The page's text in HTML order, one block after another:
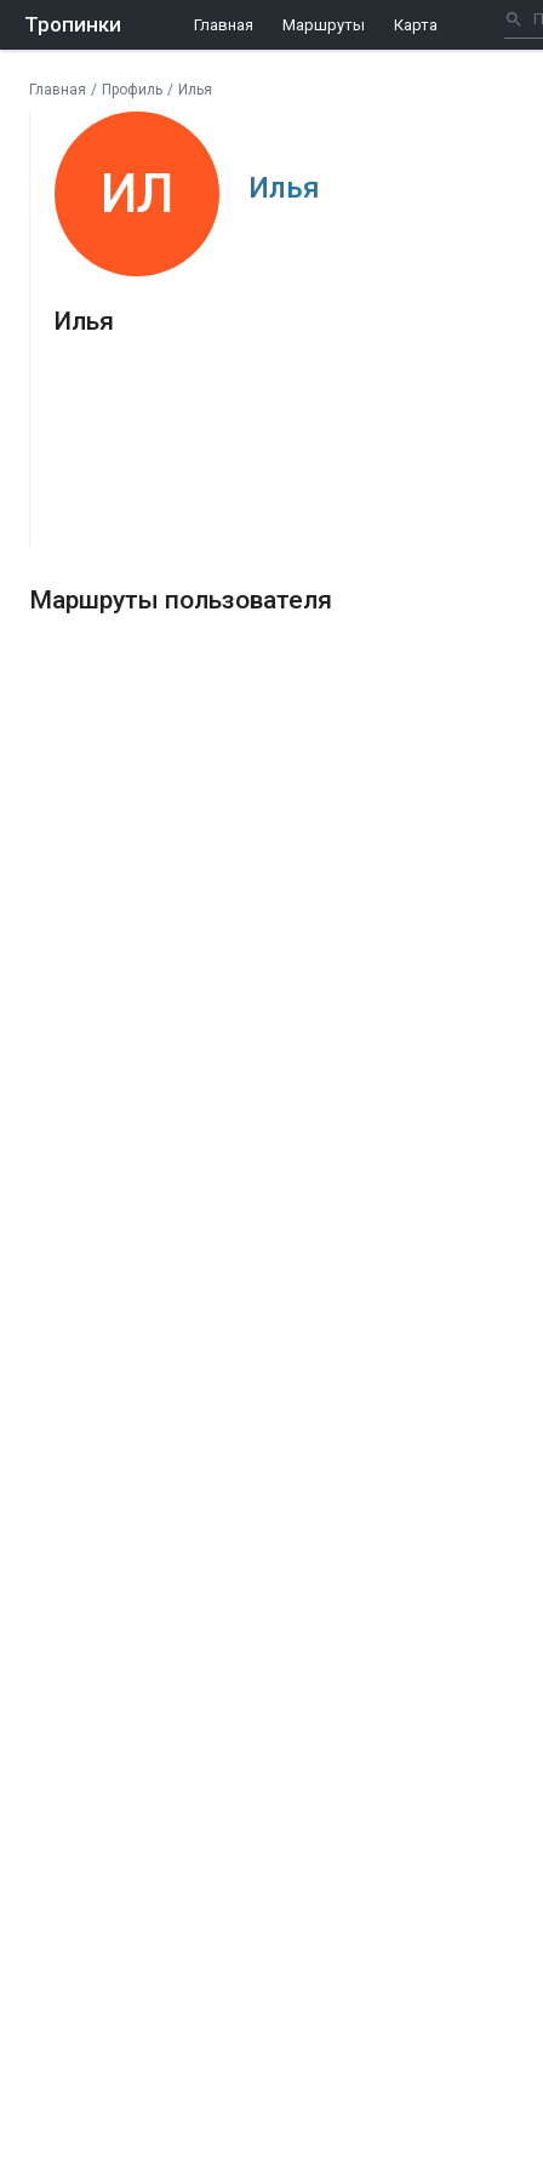
Тропинки Главная Маршруты Карта
Главная / Профиль / Илья
ИЛ Илья
Илья
Маршруты пользователя